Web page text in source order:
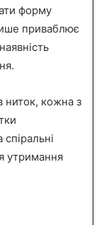
форму
приваблює
ниток, кожна з
утримання